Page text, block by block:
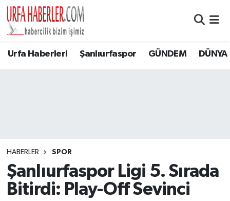
Urfa Haberleri Şanlıurfaspor GÜNDEM DÜNYA
HABERLER SPOR
Şanlıurfaspor Ligi 5. Sırada
Bitirdi: Play-Off Sevinci
Şanlıurfa Nöbetçi Eczaneler
Tüm Manşetler
Son Dakika Haberleri